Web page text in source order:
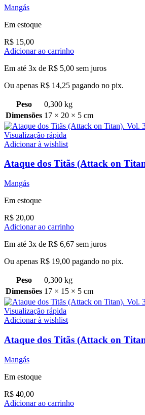
Mangás
Em estoque
R$ 15,00
Adicionar ao carrinho
Em até 3x de R$ 5,00 sem juros
Ou apenas R$ 14,25 pagando no pix.
Peso
0,300 kg
Dimensões 17 × 20 × 5 cm
Visualização rápida
Adicionar à wishlist
Ataque dos Titãs (Attack on
Mangás
Em estoque
R$ 20,00
Adicionar ao carrinho
Em até 3x de R$ 6,67 sem juros
Ou apenas R$ 19,00 pagando no pix.
Peso
0,300 kg
Dimensões 17 × 15 × 5 cm
Visualização rápida
Adicionar à wishlist
Ataque dos Titãs (Attack on
Mangás
Em estoque
R$ 40,00
Adicionar ao carrinho